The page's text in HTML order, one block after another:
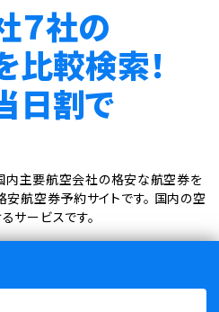
７社の
比較検索！
日割で
内主要航空会社の格安な航空券を
航空券予約サイトです。 国内の空
サービスです。